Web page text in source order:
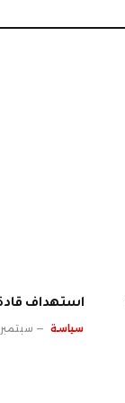
استهداف
سياسة سبتمبر 10, 2025